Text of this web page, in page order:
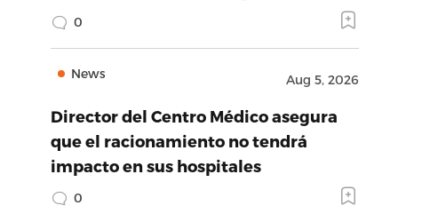
0
News Aug 5, 2026
Director del Centro Médico asegura
que el racionamiento no tendrá
impacto en sus hospitales
0